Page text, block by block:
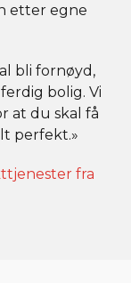
etter egne
bli fornøyd,
bolig. Vi
at du skal få
perfekt.»
fra